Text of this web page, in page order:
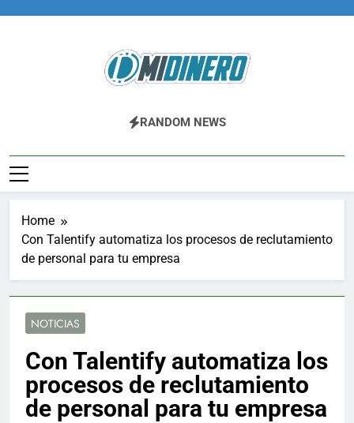
Midinero.co
Fintech, Criptomonedas
RANDOM NEWS
Home
Con Talentify automatiza los procesos de reclutamiento
de personal para tu empresa
NOTICIAS
Con Talentify automatiza los
procesos de reclutamiento
de personal para tu empresa